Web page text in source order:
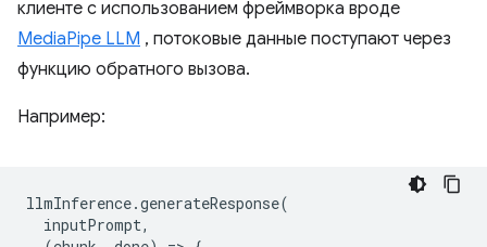
клиенте с использованием фреймворка вроде
MediaPipe LLM , потоковые данные поступают через
функцию обратного вызова.
Например:
llmInference.generateResponse(
inputPrompt,